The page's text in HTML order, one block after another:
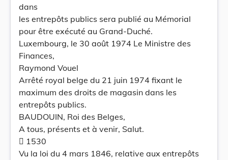
dans
les entrepôts publics sera publié au Mémorial
pour être exécuté au Grand-Duché.
Luxembourg, le 30 août 1974 Le Ministre des
Finances,
Raymond Vouel
Arrêté royal belge du 21 juin 1974 fixant le
maximum des droits de magasin dans les
entrepôts publics.
BAUDOUIN, Roi des Belges,
A tous, présents et à venir, Salut.
 1530
Vu la loi du 4 mars 1846, relative aux entrepôts